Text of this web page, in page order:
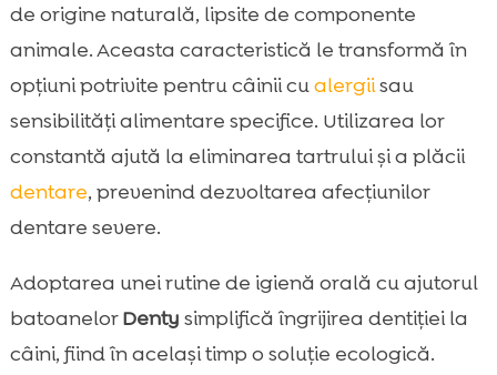
de origine naturală, lipsite de componente
animale. Aceasta caracteristică le transformă în
opțiuni potrivite pentru câinii cualergiisau
sensibilități alimentare specifice. Utilizarea lor
constantă ajută la eliminarea tartrului și a plăcii
dentare, prevenind dezvoltarea afecțiunilor
dentare severe.
Adoptarea unei rutine de igienă orală cu ajutorul
batoanelorDenty simplifică îngrijirea dentiției la
câini, fiind în același timp o soluție ecologică.